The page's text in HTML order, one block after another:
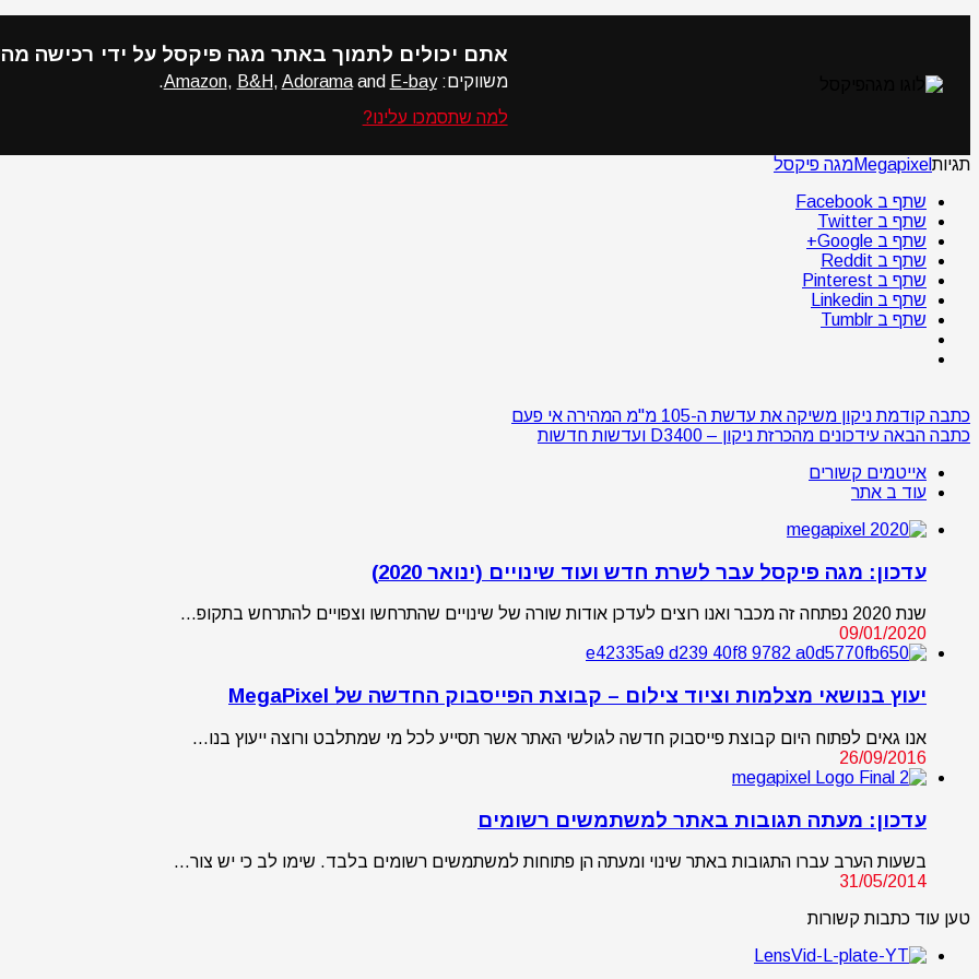
אתם יכולים לתמוך באתר מגה פיקסל על ידי רכישה
משווקים: Amazon, B&H, Adoramaand E-bay
.
למה שתסמכו עלינו?
תגיותMegapixelמגה פיקסל
שתף ב Facebook
שתף ב Twitter
שתף ב Google+
שתף ב Reddit
שתף ב Pinterest
שתף ב Linkedin
שתף ב Tumblr
כתבה קודמת ניקון משיקה את עדשת ה-105 מ"מ המהירה אי פעם
כתבה הבאה עידכונים מהכרזת ניקון – D3400 ועדשות חדשות
אייטמים קשורים
עוד ב אתר
עדכון: מגה פיקסל עבר לשרת חדש ועוד שינויים (ינואר 2020)
שנת 2020 נפתחה זה מכבר ואנו רוצים לעדכן אודות שורה של שינויים שהתרחשו וצפויים להתרחש בתקופ…
09/01/2020
יעוץ בנושאי מצלמות וציוד צילום‎ – קבוצת הפייסבוק החדשה של MegaPixel
אנו גאים לפתוח היום קבוצת פייסבוק חדשה לגולשי האתר אשר תסייע לכל מי שמתלבט ורוצה ייעוץ בנו…
26/09/2016
עדכון: מעתה תגובות באתר למשתמשים רשומים
בשעות הערב עברו התגובות באתר שינוי ומעתה הן פתוחות למשתמשים רשומים בלבד. שימו לב כי יש צור…
31/05/2014
טען עוד כתבות קשורות